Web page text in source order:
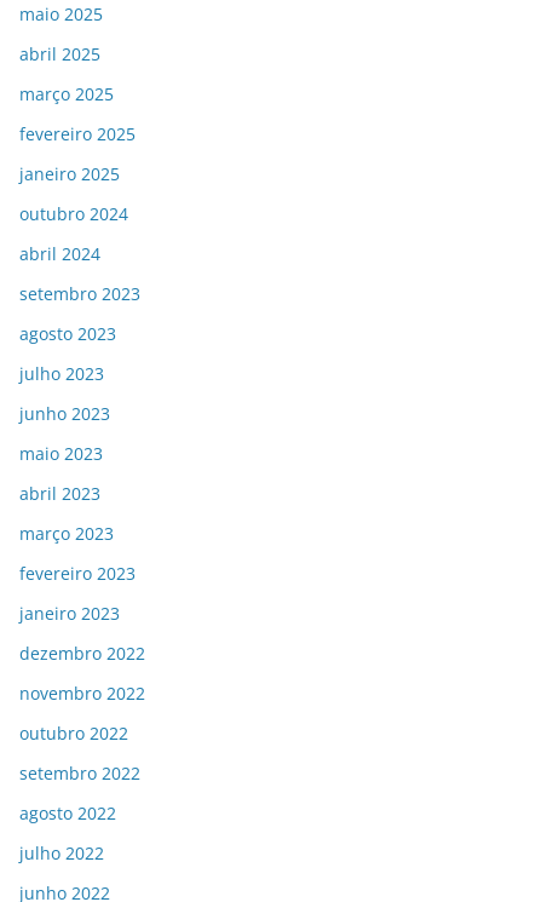
maio 2025
abril 2025
março 2025
fevereiro 2025
janeiro 2025
outubro 2024
abril 2024
setembro 2023
agosto 2023
julho 2023
junho 2023
maio 2023
abril 2023
março 2023
fevereiro 2023
janeiro 2023
dezembro 2022
novembro 2022
outubro 2022
setembro 2022
agosto 2022
julho 2022
junho 2022